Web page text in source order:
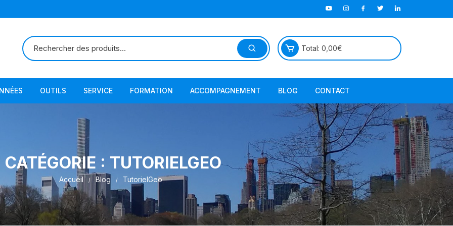
Total: 0,00€
OUTILS SERVICE FORMATION ACCOMPAGNEMENT BLOG
TutorielGeo
CONTACT
CATÉGORIE : TUTORIELGEO
Accueil Blog TutorielGeo